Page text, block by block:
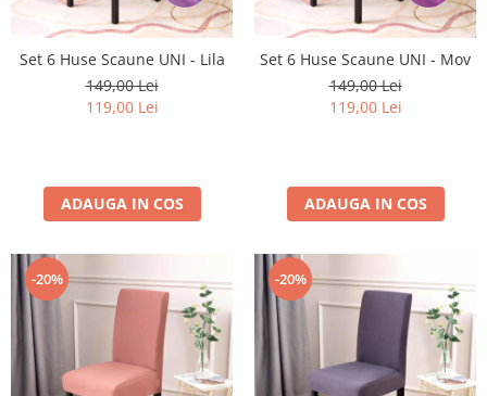
Set 6 Huse Scaune UNI - Lila
149,00 Lei
119,00 Lei
ADAUGA IN COS
Set 6 Huse Scaune UNI - Mov
149,00 Lei
119,00 Lei
ADAUGA IN COS
-20% -20%